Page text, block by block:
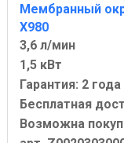
Мембранный
X980
3,6 л/мин
1,5 кВт
Гарантия: 2 года
Бесплатная
Возможна